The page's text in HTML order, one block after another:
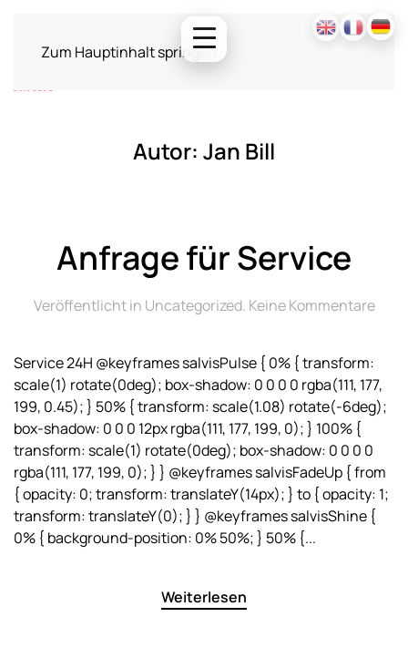
Zum Hauptinhalt springen
Autor: Jan Bill
Anfrage für Service
Veröffentlicht in Uncategorized. Keine Kommentarezu
Service 24H @keyframes salvisPulse { 0% { transform:
scale(1) rotate(0deg); box-shadow: 0 0 0 0 rgba(111, 177,
199, 0.45); } 50% { transform: scale(1.08) rotate(-6deg);
box-shadow: 0 0 0 12px rgba(111, 177, 199, 0); } 100% {
transform: scale(1) rotate(0deg); box-shadow: 0 0 0 0
rgba(111, 177, 199, 0); } } @keyframes salvisFadeUp { from
{ opacity: 0; transform: translateY(14px); } to { opacity: 1;
transform: translateY(0); } } @keyframes salvisShine {
0% { background-position: 0% 50%; } 50% {...
Weiterlesen